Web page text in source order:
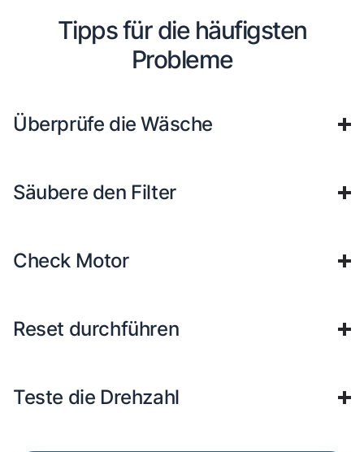
Tipps für die häufigsten
Probleme
Überprüfe die Wäsche
Säubere den Filter
Check Motor
Reset durchführen
Teste die Drehzahl